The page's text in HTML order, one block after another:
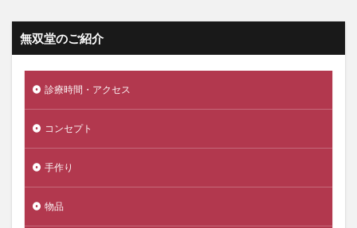
無双堂のご紹介
診療時間・アクセス
コンセプト
手作り
物品